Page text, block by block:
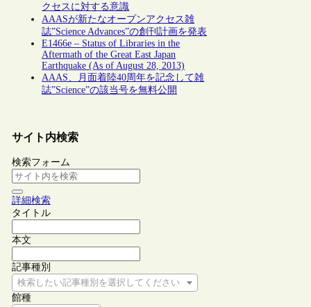
クセスに対する意識
AAASが新たなオープンアクセス雑
誌”Science Advances”の創刊計画を発表
E1466e – Status of Libraries in the
Aftermath of the Great East Japan
Earthquake (As of August 28, 2013)
AAAS、月面着陸40周年を記念して雑
誌”Science”の該当号を無料公開
サイト内検索
検索フォーム
詳細検索
タイトル
本文
記事種別
検索したい記事種別を選択してください
館種